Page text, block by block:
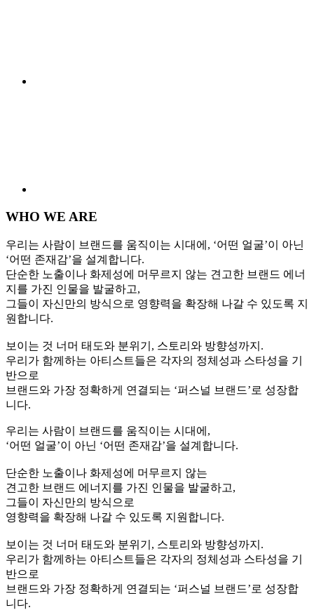
WHO WE ARE
우리는 사람이 브랜드를 움직이는 시대에, ‘어떤 얼굴’이 아닌
‘어떤 존재감’을 설계합니다.
단순한 노출이나 화제성에 머무르지 않는 견고한 브랜드 에너
지를 가진 인물을 발굴하고,
그들이 자신만의 방식으로 영향력을 확장해 나갈 수 있도록 지
원합니다.
보이는 것 너머 태도와 분위기, 스토리와 방향성까지.
우리가 함께하는 아티스트들은 각자의 정체성과 스타성을 기
반으로
브랜드와 가장 정확하게 연결되는 ‘퍼스널 브랜드’로 성장합
니다.
우리는 사람이 브랜드를 움직이는 시대에,
‘어떤 얼굴’이 아닌 ‘어떤 존재감’을 설계합니다.
단순한 노출이나 화제성에 머무르지 않는
견고한 브랜드 에너지를 가진 인물을 발굴하고,
그들이 자신만의 방식으로
영향력을 확장해 나갈 수 있도록 지원합니다.
보이는 것 너머 태도와 분위기, 스토리와 방향성까지.
우리가 함께하는 아티스트들은 각자의 정체성과 스타성을 기
반으로
브랜드와 가장 정확하게 연결되는 ‘퍼스널 브랜드’로 성장합
니다.